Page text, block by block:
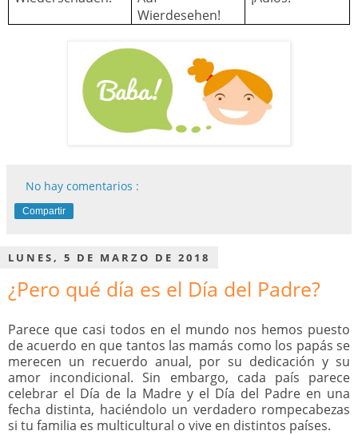
Wierdesehen!
No hay comentarios :
Compartir
LUNES, 5 DE MARZO DE 2018
¿Pero qué día es el Día del Padre?
Parece que casi todos en el mundo nos hemos puesto
de acuerdo en que tantos las mamás como los papás se
merecen un recuerdo anual, por su dedicación y su
amor incondicional. Sin embargo, cada país parece
celebrar el Día de la Madre y el Día del Padre en una
fecha distinta, haciéndolo un verdadero rompecabezas
si tu familia es multicultural o vive en distintos países.